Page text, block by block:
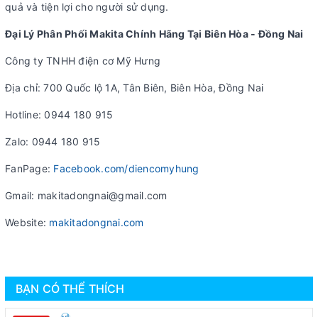
quả và tiện lợi cho người sử dụng.
Đại Lý Phân Phối Makita Chính Hãng Tại Biên Hòa - Đồng Nai
Công ty TNHH điện cơ Mỹ Hưng
Địa chỉ: 700 Quốc lộ 1A, Tân Biên, Biên Hòa, Đồng Nai
Hotline: 0944 180 915
Zalo: 0944 180 915
FanPage: Facebook.com/diencomyhung
Gmail: makitadongnai@gmail.com
Website: makitadongnai.com
BẠN CÓ THỂ THÍCH